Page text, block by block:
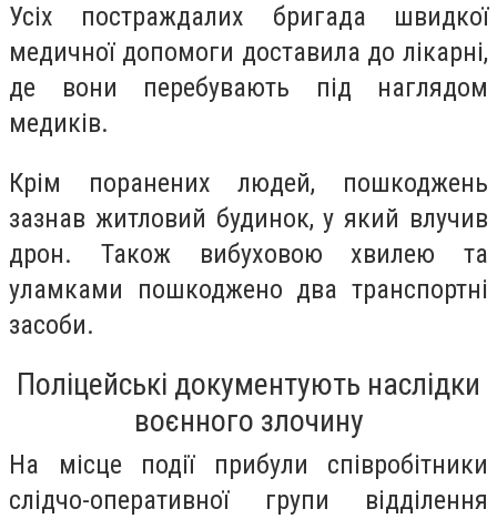
Усіх постраждалих бригада швидкої
медичної допомоги доставила до лікарні,
де вони перебувають під наглядом
медиків.
Крім поранених людей, пошкоджень
зазнав житловий будинок, у який влучив
дрон. Також вибуховою хвилею та
уламками пошкоджено два транспортні
засоби.
Поліцейські документують наслідки
воєнного злочину
На місце події прибули співробітники
слідчо-оперативної групи відділення